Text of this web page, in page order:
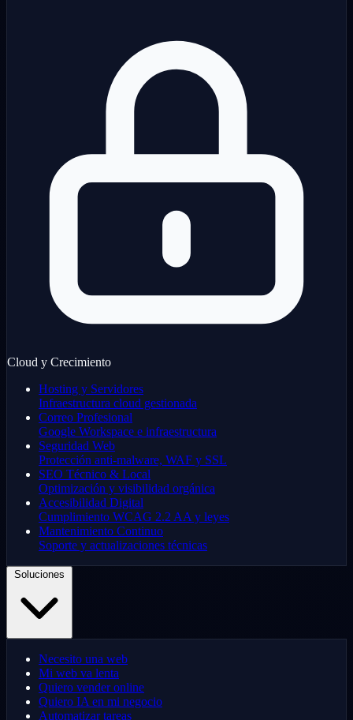
Cloud y Crecimiento
Hosting y Servidores
Infraestructura cloud gestionada
Correo Profesional
Google Workspace e infraestructura
Seguridad Web
Protección anti-malware, WAF y SSL
SEO Técnico & Local
Optimización y visibilidad orgánica
Accesibilidad Digital
Cumplimiento WCAG 2.2 AA y leyes
Mantenimiento Continuo
Soporte y actualizaciones técnicas
Necesito una web
Mi web va lenta
Quiero vender online
Quiero IA en mi negocio
Automatizar tareas